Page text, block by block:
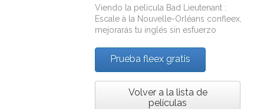
Viendo la película Bad Lieutenant :
Escale à la Nouvelle-Orléans confleex
mejorarás tu inglés sin esfuerzo
Prueba fleex gratis
Volver a la lista de
películas